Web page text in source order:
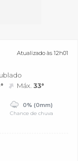
Atualizado às 12h01
Máx.33°
0% (0mm)
Chance de chuva